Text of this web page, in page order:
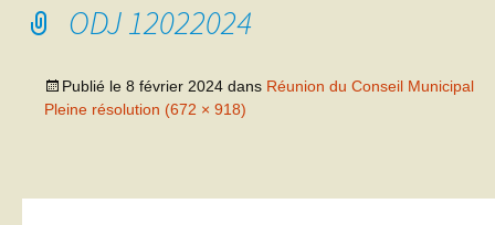
ODJ 12022024
Publié le 8 février 2024 dans Réunion du Conseil Municipal
Pleine résolution (672 × 918)